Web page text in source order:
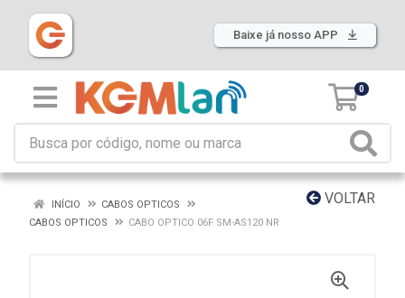
Baixe já nosso APP
0
VOLTAR
INÍCIO
CABOS OPTICOS
CABOS OPTICOS
CABO OPTICO 06F SM-AS120 NR